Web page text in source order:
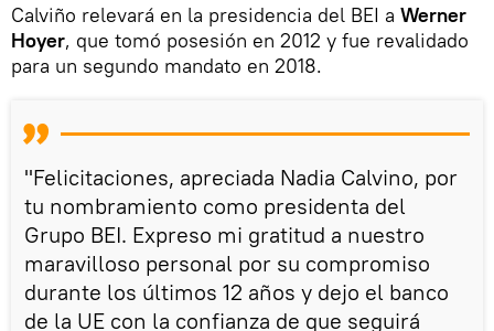
Calviño relevará en la presidencia del BEI a Werner
Hoyer, que tomó posesión en 2012 y fue revalidado
para un segundo mandato en 2018.
"Felicitaciones, apreciada Nadia Calvino, por
tu nombramiento como presidenta del
Grupo BEI. Expreso mi gratitud a nuestro
maravilloso personal por su compromiso
durante los últimos 12 años y dejo el banco
de la UE con la confianza de que seguirá